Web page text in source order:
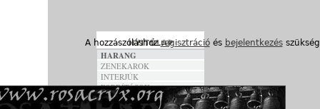
A hozzászóláshozregisztrációés bejelentkezés
HARANG
ZENEKAROK
INTERJÚK
FORDÍTÁSOK
DALSZÖVEGEK